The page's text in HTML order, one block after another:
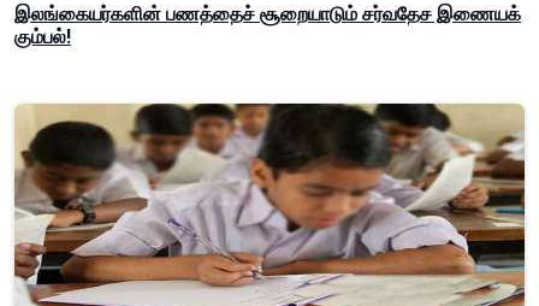
இலங்கையர்களின் பணத்தைச் சூறையாடும் சர்வதேச இணையக்
கும்பல்!